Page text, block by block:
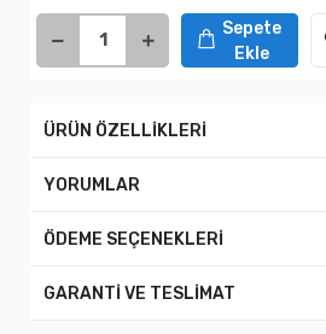
Sepete
Ekle
ÜRÜN ÖZELLİKLERİ
YORUMLAR
ÖDEME SEÇENEKLERİ
GARANTİ VE TESLİMAT